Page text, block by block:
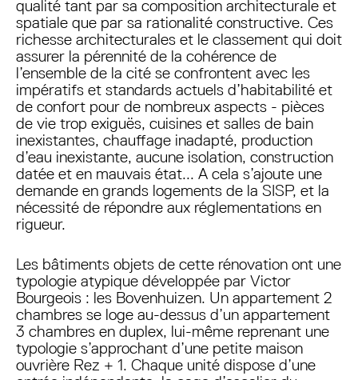
qualité tant par sa composition architecturale et
spatiale que par sa rationalité constructive. Ces
richesse architecturales et le classement qui doit
assurer la pérennité de la cohérence de
l’ensemble de la cité se confrontent avec les
impératifs et standards actuels d’habitabilité et
de confort pour de nombreux aspects - pièces
de vie trop exiguës, cuisines et salles de bain
inexistantes, chauffage inadapté, production
d’eau inexistante, aucune isolation, construction
datée et en mauvais état... A cela s’ajoute une
demande en grands logements de la SISP, et la
nécessité de répondre aux réglementations en
rigueur.
Les bâtiments objets de cette rénovation ont une
typologie atypique développée par Victor
Bourgeois : les Bovenhuizen. Un appartement 2
chambres se loge au-dessus d’un appartement
3 chambres en duplex, lui-même reprenant une
typologie s’approchant d’une petite maison
ouvrière Rez + 1. Chaque unité dispose d’une